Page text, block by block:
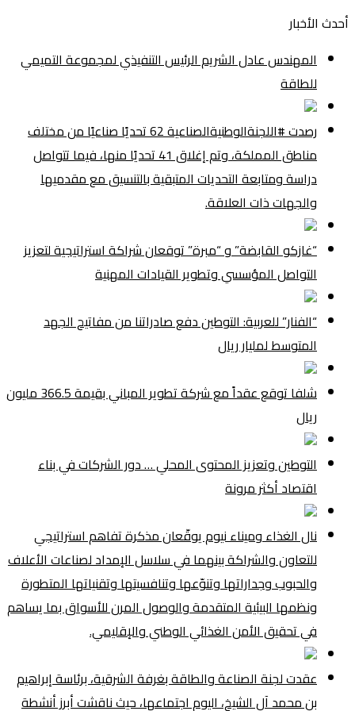
أحدث الأخبار
المهندس عادل الشريم الرئيس التنفيذي لمجموعة التميمي
للطاقة
رصدت #اللجنةالوطنيةالصناعية 62 تحديًا صناعيًا من مختلف
مناطق المملكة، وتم إغلاق 41 تحديًا منها، فيما تتواصل
دراسة ومتابعة التحديات المتبقية بالتنسيق مع مقدميها
والجهات ذات العلاقة.
“غازكو القابضة” و “مبرة” توقعان شراكة استراتيجية لتعزيز
التواصل المؤسسي وتطوير القيادات المهنية
“الفنار” للعربية: التوطين دفع صادراتنا من مفاتيح الجهد
المتوسط لمليار ريال
شلفا توقع عقداً مع شركة تطوير المباني بقيمة 366.5 مليون
ريال
التوطين وتعزيز المحتوى المحلي … دور الشركات في بناء
اقتصاد أكثر مرونة
نال الغذاء وميناء نيوم يوقّعان مذكرة تفاهم استراتيجي
للتعاون والشراكة بينهما في سلاسل الإمداد لصناعات الأعلاف
والحبوب وجداراتها وتنوّعها وتنافسيتها وتقنياتها المتطورة
ونظمها البيئية المتقدمة والوصول المرن للأسواق بما يساهم
في تحقيق الأمن الغذائي الوطني والإقليمي.
عقدت لجنة الصناعة والطاقة بغرفة الشرقية، برئاسة إبراهيم
بن محمد آل الشيخ، اليوم اجتماعها، حيث ناقشت أبرز أنشطة